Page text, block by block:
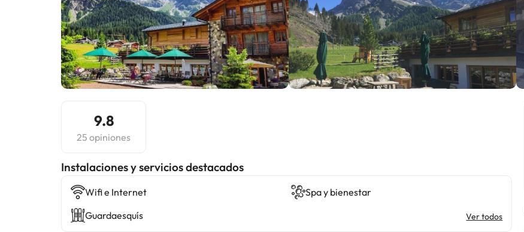
9.8
25 opiniones
Instalaciones y servicios destacados
Wifi e Internet
Spa y bienestar
Guardaesquís
Ver todos